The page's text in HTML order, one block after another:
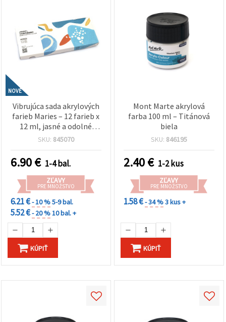
NOVÉ
Vibrujúca sada akrylových
farieb Maries – 12 farieb x
12 ml, jasné a odolné
pigmenty pre umelcov,
SKU: 845070
6.90€ 1-4 bal.
ZĽAVY
PRE MNOŽSTVO
6.21 €- 10 %5-9 bal.
5.52 €- 20 %10 bal. +
KÚPIŤ
Mont Marte akrylová
farba 100 ml – Titánová
biela
SKU: 846195
2.40€ 1-2 kus
ZĽAVY
PRE MNOŽSTVO
1.58 €- 34 %3 kus +
KÚPIŤ